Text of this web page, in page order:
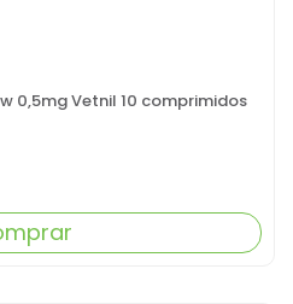
0,5mg Vetnil 10 comprimidos